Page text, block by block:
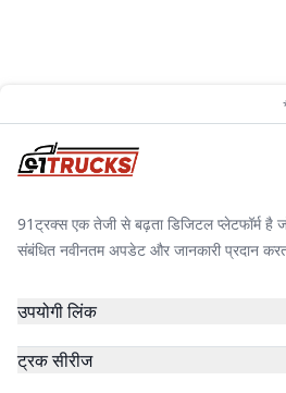
91ट्रक्स एक तेजी से बढ़ता डिजिटल प्लेटफॉर्म है
संबंधित नवीनतम अपडेट और जानकारी प्रदान
उपयोगी लिंक
ट्रक सीरीज